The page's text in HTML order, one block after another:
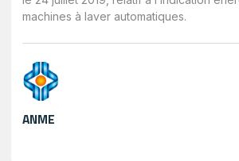
machines à laver automatiques.
ANME